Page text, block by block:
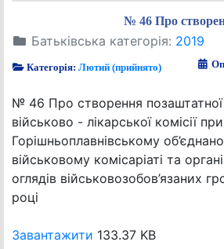
№ 46 Про
Батьківська категорія: 2019
Категорія:Лютий (прийнято)
№ 46 Про створення позаштатної
військово - лікарської комісії при
Горішньоплавнівському
військовому комісаріаті та
оглядів військовозобов’язаних
році
Завантажити 133.37 KB